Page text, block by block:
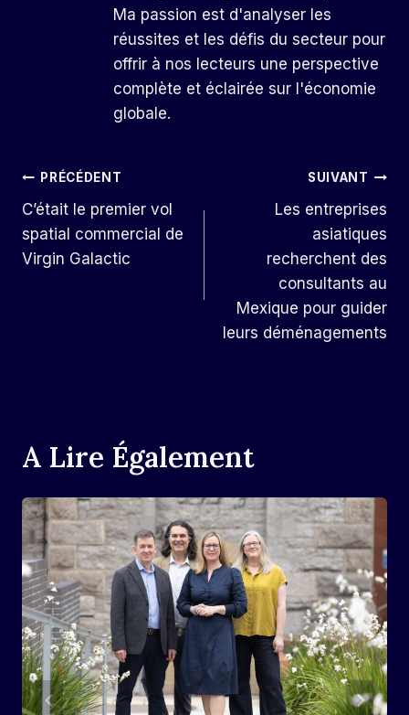
Ma passion est d'analyser les
réussites et les défis du secteur pour
offrir à nos lecteurs une perspective
complète et éclairée sur l'économie
globale.
Navigation
De
L’article
PRÉCÉDENT
C’était le premier vol
spatial commercial de
Virgin Galactic
SUIVANT
Les entreprises
asiatiques
recherchent des
consultants au
Mexique pour guider
leurs déménagements
A Lire Également